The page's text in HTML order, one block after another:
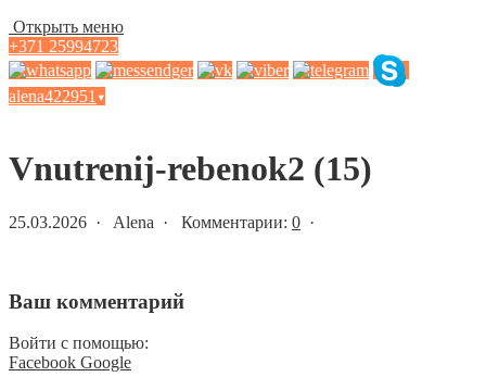
Открыть меню
+371 25994723
alena422951 ▾
Vnutrenij-rebenok2 (15)
25.03.2026 · Alena · Комментарии: 0 ·
Ваш комментарий
Войти с помощью:
Facebook Google